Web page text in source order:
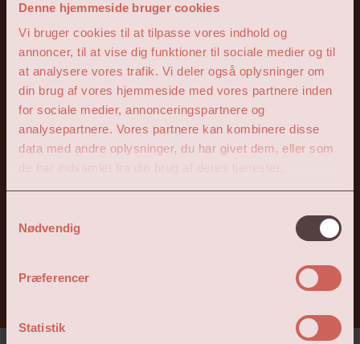
Denne hjemmeside bruger cookies
Vi bruger cookies til at tilpasse vores indhold og
annoncer, til at vise dig funktioner til sociale medier og til
at analysere vores trafik. Vi deler også oplysninger om
din brug af vores hjemmeside med vores partnere inden
for sociale medier, annonceringspartnere og
analysepartnere. Vores partnere kan kombinere disse
data med andre oplysninger, du har givet dem, eller som
de har indsamlet fra din brug af deres tjenester.
Nødvendig
Præferencer
Statistik
er der gået mere end 20 minutter siden du fik linket
tilsendt?
tilsend-adgangskode